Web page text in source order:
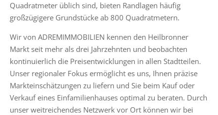
Quadratmeter üblich sind, bieten Randlagen häufig
großzügigere Grundstücke ab 800 Quadratmetern.
Wir von ADREMIMMOBILIEN kennen den Heilbronner
Markt seit mehr als drei Jahrzehnten und beobachten
kontinuierlich die Preisentwicklungen in allen Stadtteilen.
Unser regionaler Fokus ermöglicht es uns, Ihnen präzise
Markteinschätzungen zu liefern und Sie beim Kauf oder
Verkauf eines Einfamilienhauses optimal zu beraten. Durch
unser weitreichendes Netzwerk vor Ort können wir bei